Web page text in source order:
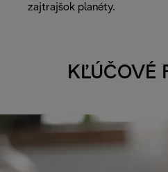
zajtrajšok planéty.
KĽÚČOVÉ